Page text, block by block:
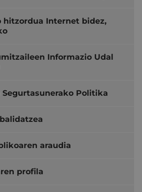
hitzordua Internet bidez,
Informazio Udal
Politika
araudia
profila